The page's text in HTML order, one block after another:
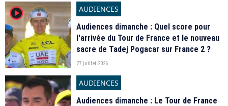
player2
AUDIENCES
Audiences dimanche : Quel score pour
l'arrivée du Tour de France et le nouveau
sacre de Tadej Pogacar sur France 2 ?
27 juillet 2026
AUDIENCES
Audiences dimanche : Le Tour de France